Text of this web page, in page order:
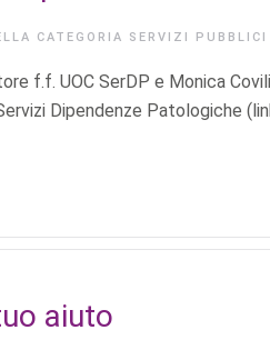
CATEGORIA SERVIZI PUBBLICI
f.f. UOC SerDP e Monica
Dipendenze Patologiche
aiuto